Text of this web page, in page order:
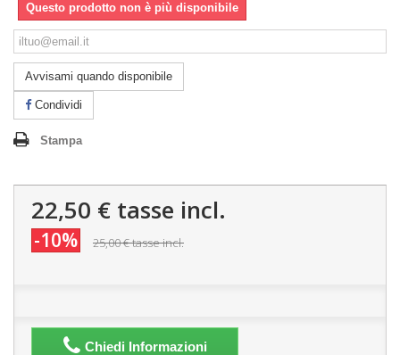
Questo prodotto non è più disponibile
Avvisami quando disponibile
Condividi
Stampa
22,50 € tasse incl.
-10% 25,00 €tasse incl.
Chiedi Informazioni